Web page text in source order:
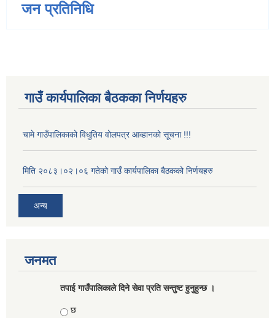
जन प्रतिनिधि
गाउँ कार्यपालिका बैठकका निर्णयहरु
चामे गाउँपालिकाको विधुतिय वोलपत्र आव्हानको सूचना !!!
मिति २०८३।०२।०६ गतेको गाउँ कार्यपालिका बैठकको निर्णयहरु
अन्य
जनमत
तपाई गाउँपालिकाले दिने सेवा प्रति सन्तुष्ट हुनुहुन्छ ।
Choices
छ